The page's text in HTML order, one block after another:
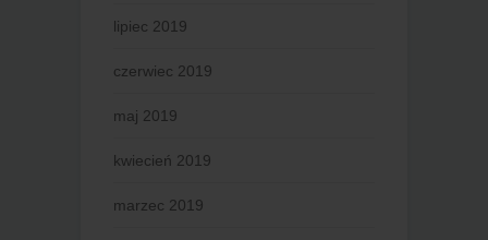
lipiec 2019
czerwiec 2019
maj 2019
kwiecień 2019
marzec 2019